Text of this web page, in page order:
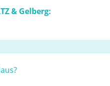
& Gelberg: